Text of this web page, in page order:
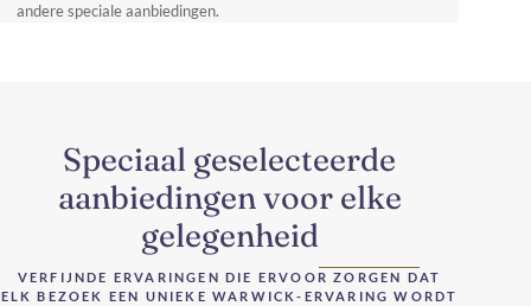
andere speciale aanbiedingen.
Speciaal geselecteerde
aanbiedingen voor elke
gelegenheid
VERFIJNDE ERVARINGEN DIE ERVOOR ZORGEN DAT
ELK BEZOEK EEN UNIEKE WARWICK-ERVARING WORDT